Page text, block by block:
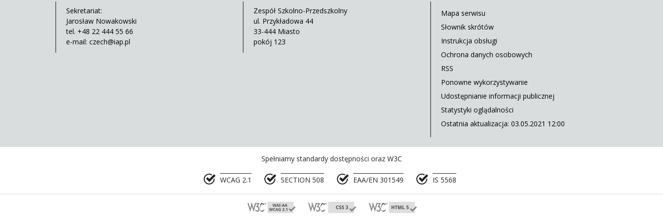
Sekretariat:
Jarosław Nowakowski
tel. +48 22 444 55 66
e-mail: czech@iap.pl
Zespół Szkolno-Przedszkolny
ul. Przykładowa 44
33-444 Miasto
pokój 123
Mapa serwisu
Słownik skrótów
Instrukcja obsługi
Ochrona danych osobowych
RSS
Ponowne wykorzystywanie
Udostępnianie informacji publicznej
Statystyki oglądalności
Ostatnia aktualizacja: 03.05.2021 12:00
Spełniamy standardy dostępności oraz W3C
WCAG 2.1 SECTION 508 EAA/EN 301549 IS 5568